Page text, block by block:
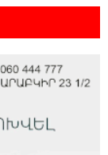
են փոխել
Սյունե
Արարատի